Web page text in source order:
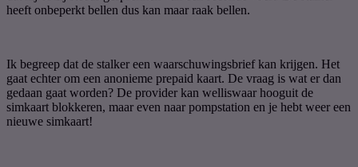
heeft onbeperkt bellen dus kan maar raak bellen.
Ik begreep dat de stalker een waarschuwingsbrief kan krijgen. Het
gaat echter om een anonieme prepaid kaart. De vraag is wat er dan
gedaan gaat worden? De provider kan welliswaar hooguit de
simkaart blokkeren, maar even naar pompstation en je hebt weer een
nieuwe simkaart!